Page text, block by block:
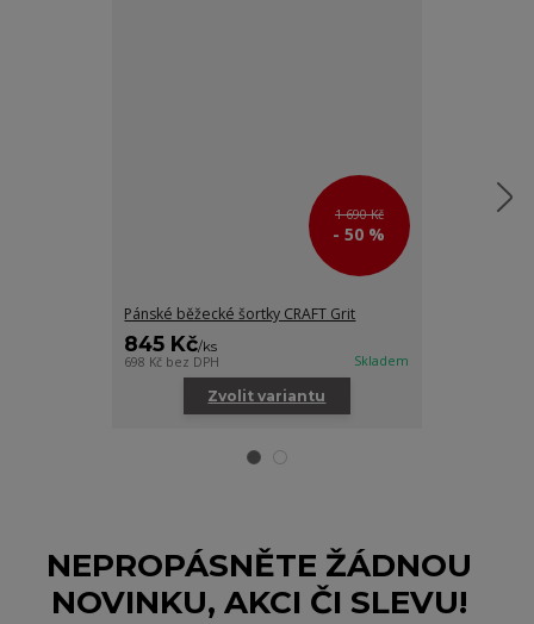
1 690 Kč
- 50 %
Pánské běžecké šortky CRAFT Grit
845 Kč/ks
698 Kč bez DPH Skladem
Zvolit variantu
NEPROPÁSNĚTE ŽÁDNOU
NOVINKU, AKCI ČI SLEVU!